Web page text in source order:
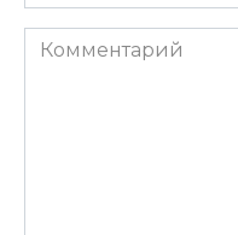
Комментарий